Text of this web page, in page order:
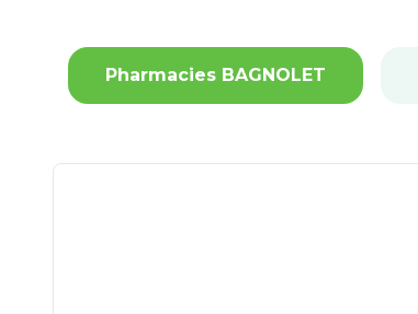
Pharmacies BAGNOLET